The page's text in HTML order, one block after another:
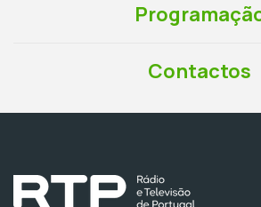
Contactos